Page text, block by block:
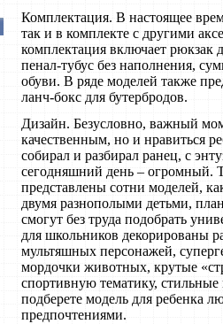
Комплектация. В настоящее
так и в комплекте с другими
комплектация включает рюкзак
пенал-тубус без наполнения,
обуви. В ряде моделей также
ланч-бокс для бутербродов.
Дизайн. Безусловно, важный
качественным, но и нравиться
собирал и разбирал ранец, с
сегодняшний день – огромный.
представлены сотни моделей,
двумя разнополыми детьми,
смогут без труда подобрать
для школьников декорированы
мультяшных персонажей,
мордочки животных, крутые
спортивную тематику,
подберете модель для ребенка
предпочтениями.